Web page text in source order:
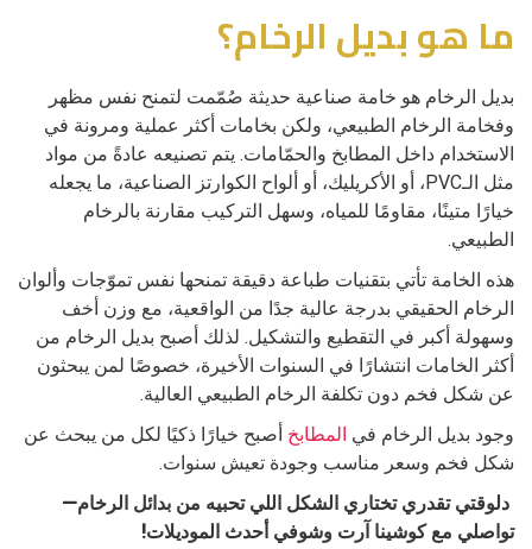
ما هو بديل الرخام؟
بديل الرخام هو خامة صناعية حديثة صُمّمت لتمنح نفس مظهر
وفخامة الرخام الطبيعي، ولكن بخامات أكثر عملية ومرونة في
الاستخدام داخل المطابخ والحمّامات. يتم تصنيعه عادةً من مواد
مثل الـPVC، أو الأكريليك، أو ألواح الكوارتز الصناعية، ما يجعله
خيارًا متينًا، مقاومًا للمياه، وسهل التركيب مقارنة بالرخام
الطبيعي.
هذه الخامة تأتي بتقنيات طباعة دقيقة تمنحها نفس تموّجات وألوان
الرخام الحقيقي بدرجة عالية جدًا من الواقعية، مع وزن أخف
وسهولة أكبر في التقطيع والتشكيل. لذلك أصبح بديل الرخام من
أكثر الخامات انتشارًا في السنوات الأخيرة، خصوصًا لمن يبحثون
عن شكل فخم دون تكلفة الرخام الطبيعي العالية.
وجود بديل الرخام في المطابخ أصبح خيارًا ذكيًا لكل من يبحث عن
شكل فخم وسعر مناسب وجودة تعيش سنوات.
دلوقتي تقدري تختاري الشكل اللي تحبيه من بدائل الرخام—
تواصلي مع كوشينا آرت وشوفي أحدث الموديلات!